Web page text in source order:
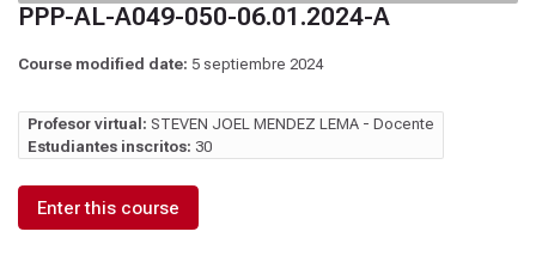
PPP-AL-A049-050-06.01.2024-A
Course modified date: 5 septiembre 2024
Profesor virtual: STEVEN JOEL MENDEZ LEMA - Docente
Estudiantes inscritos: 30
Enter this course